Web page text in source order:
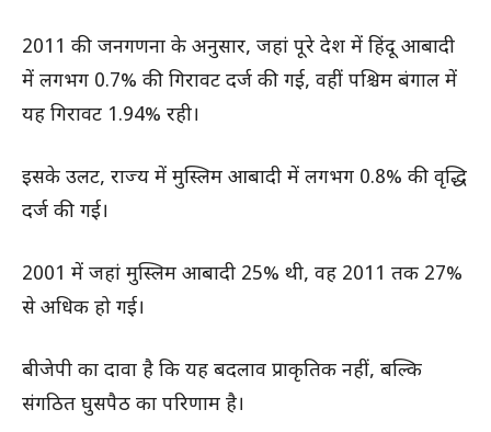
2011 की जनगणना के अनुसार, जहां पूरे देश में हिंदू आबादी
में लगभग 0.7% की गिरावट दर्ज की गई, वहीं पश्चिम बंगाल में
यह गिरावट 1.94% रही।
इसके उलट, राज्य में मुस्लिम आबादी में लगभग 0.8% की वृद्धि
दर्ज की गई।
2001 में जहां मुस्लिम आबादी 25% थी, वह 2011 तक 27%
से अधिक हो गई।
बीजेपी का दावा है कि यह बदलाव प्राकृतिक नहीं, बल्कि
संगठित घुसपैठ का परिणाम है।